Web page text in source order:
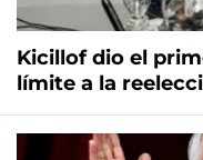
Kicillof dio el
límite a la